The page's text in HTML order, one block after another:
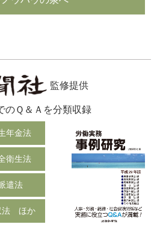
監修提供
のＱ＆Ａを分類収録
年金法
衛生法
遣法
法 ほか